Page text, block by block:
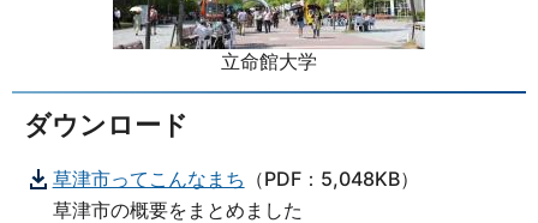
立命館大学
ダウンロード
草津市ってこんなまち （PDF：5,048KB）
草津市の概要をまとめました